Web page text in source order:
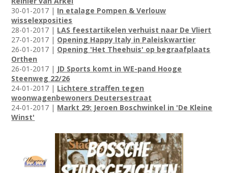
30-01-2017 | In etalage Pompen & Verlouw
wisselexposities
28-01-2017 | LAS feestartikelen verhuist naar De Vliert
27-01-2017 | Opening Happy Italy in Paleiskwartier
26-01-2017 | Opening 'Het Theehuis' op begraafplaats
Orthen
26-01-2017 | JD Sports komt in WE-pand Hooge
Steenweg 22/26
24-01-2017 | Lichtere straffen tegen
woonwagenbewoners Deutersestraat
24-01-2017 | Markt 29: Jeroen Boschwinkel in 'De Kleine
Winst'